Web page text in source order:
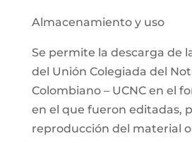
Almacenamiento y uso
Se permite la descarga de
del Unión Colegiada del
Colombiano – UCNC en el
en el que fueron editadas,
reproducción del material